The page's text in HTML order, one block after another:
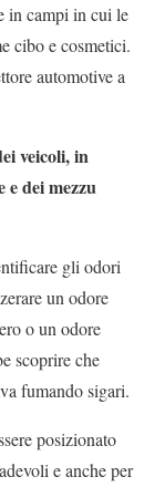
in campi in cui le
cibo e cosmetici.
automotive a
veicoli, in
e dei mezzu
gli odori
un odore
o un odore
scoprire che
fumando sigari.
posizionato
e anche per